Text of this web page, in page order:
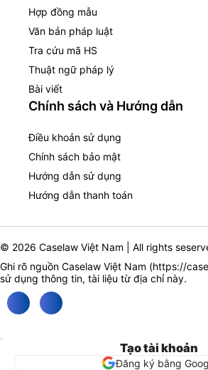
Hợp đồng mẫu
Văn bản pháp luật
Tra cứu mã HS
Thuật ngữ pháp lý
Bài viết
Chính sách và Hướng dẫn
Điều khoản sử dụng
Chính sách bảo mật
Hướng dẫn sử dụng
Hướng dẫn thanh toán
© 2026 Caselaw Việt Nam | All rights
Ghi rõ nguồn Caselaw Việt Nam (https://
sử dụng thông tin, tài liệu từ địa chỉ này.
Tạo tài khoản
Đăng ký bằng